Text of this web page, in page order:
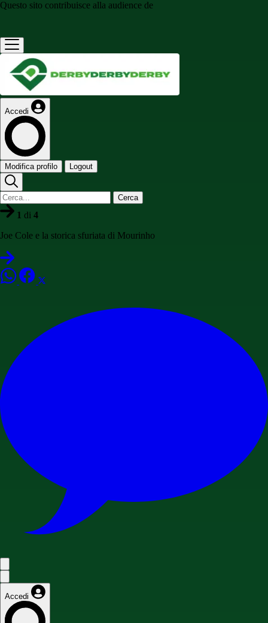
Questo sito contribuisce alla audience de
Accedi
Modifica profilo Logout
Cerca
1 di 4
Joe Cole e la storica sfuriata di Mourinho
Accedi